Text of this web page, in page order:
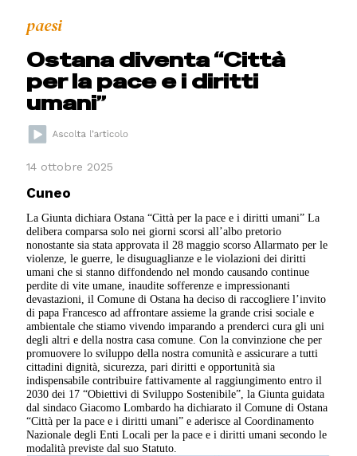
paesi
Ostana diventa “Città
per la pace e i diritti
umani”
14 ottobre 2025
Cuneo
La Giunta dichiara Ostana “Città per la pace e i diritti umani” La
delibera comparsa solo nei giorni scorsi all’albo pretorio
nonostante sia stata approvata il 28 maggio scorso Allarmato per le
violenze, le guerre, le disuguaglianze e le violazioni dei diritti
umani che si stanno diffondendo nel mondo causando continue
perdite di vite umane, inaudite sofferenze e impressionanti
devastazioni, il Comune di Ostana ha deciso di raccogliere l’invito
di papa Francesco ad affrontare assieme la grande crisi sociale e
ambientale che stiamo vivendo imparando a prenderci cura gli uni
degli altri e della nostra casa comune. Con la convinzione che per
promuovere lo sviluppo della nostra comunità e assicurare a tutti
cittadini dignità, sicurezza, pari diritti e opportunità sia
indispensabile contribuire fattivamente al raggiungimento entro il
2030 dei 17 “Obiettivi di Sviluppo Sostenibile”, la Giunta guidata
dal sindaco Giacomo Lombardo ha dichiarato il Comune di Ostana
“Città per la pace e i diritti umani” e aderisce al Coordinamento
Nazionale degli Enti Locali per la pace e i diritti umani secondo le
modalità previste dal suo Statuto.